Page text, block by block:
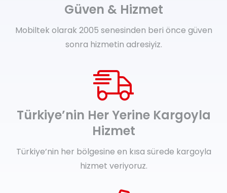
Güven & Hizmet
Mobiltek olarak 2005 senesinden beri önce güven
sonra hizmetin adresiyiz.
Türkiye’nin Her Yerine Kargoyla
Hizmet
Türkiye’nin her bölgesine en kısa sürede kargoyla
hizmet veriyoruz.